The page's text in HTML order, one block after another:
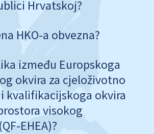
Hrvatskoj?
HKO-a obvezna?
između Europskoga
okvira za cjeloživotno
i kvalifikacijskoga okvira
visokog
EHEA)?